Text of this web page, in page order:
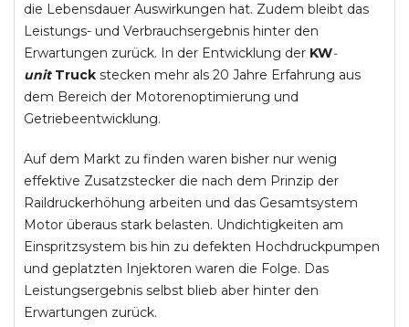
die Lebensdauer Auswirkungen hat. Zudem bleibt das
Leistungs- und Verbrauchsergebnis hinter den
Erwartungen zurück. In der Entwicklung der KW-
unit Truck stecken mehr als 20 Jahre Erfahrung aus
dem Bereich der Motorenoptimierung und
Getriebeentwicklung.
Auf dem Markt zu finden waren bisher nur wenig
effektive Zusatzstecker die nach dem Prinzip der
Raildruckerhöhung arbeiten und das Gesamtsystem
Motor überaus stark belasten. Undichtigkeiten am
Einspritzsystem bis hin zu defekten Hochdruckpumpen
und geplatzten Injektoren waren die Folge. Das
Leistungsergebnis selbst blieb aber hinter den
Erwartungen zurück.